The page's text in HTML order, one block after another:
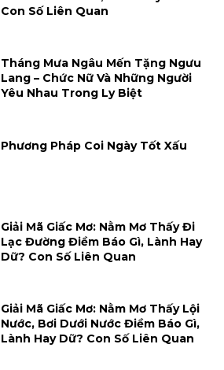
Con Số Liên Quan
Tháng Mưa Ngâu Mến Tặng Ngưu
Lang – Chức Nữ Và Những Người
Yêu Nhau Trong Ly Biệt
Phương Pháp Coi Ngày Tốt Xấu
Giải Mã Giấc Mơ: Nằm Mơ Thấy Đi
Lạc Đường Điềm Báo Gì, Lành Hay
Dữ? Con Số Liên Quan
Giải Mã Giấc Mơ: Nằm Mơ Thấy Lội
Nước, Bơi Dưới Nước Điềm Báo Gì,
Lành Hay Dữ? Con Số Liên Quan